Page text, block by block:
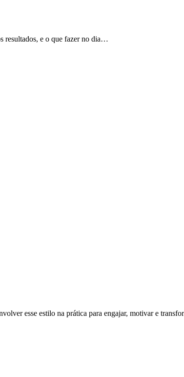
resultados, e o que fazer no dia…
esse estilo na prática para engajar, motivar e